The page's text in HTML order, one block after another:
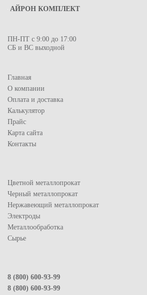
АЙРОН КОМПЛЕКТ
ПН-ПТ с 9:00 до 17:00
СБ и ВС выходной
Главная
О компании
Оплата и доставка
Калькулятор
Прайс
Карта сайта
Контакты
Цветной металлопрокат
Черный металлопрокат
Нержавеющий металлопрокат
Электроды
Металлообработка
Сырье
8 (800) 600-93-99
8 (800) 600-93-99